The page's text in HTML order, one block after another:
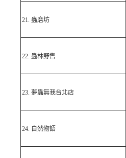
21. 蟲磨坊
22. 蟲林野售
23. 夢蟲無我台北店
24. 自然物語